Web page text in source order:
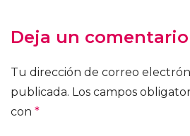
Deja un comentario
Tu dirección de correo
publicada. Los campos
con *